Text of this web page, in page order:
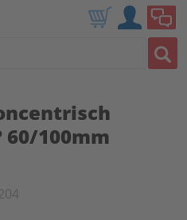
60/100mm